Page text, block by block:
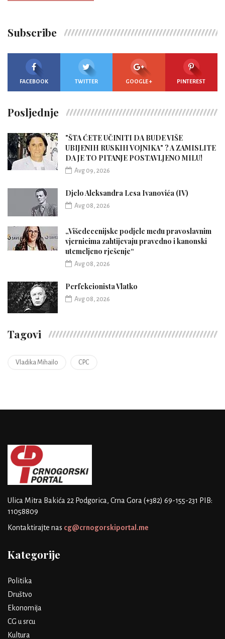
Subscribe
FACEBOOK TWITTER GOOGLE + PINTEREST
Posljednje
"ŠTA ĆETE UČINITI DA BUDE VIŠE
UBIJENIH RUSKIH VOJNIKA" ? A ZAMISLITE
DA JE TO PITANJE POSTAVLJENO MILU!
Avg 09, 2026
Djelo Aleksandra Lesa Ivanovića (IV)
Avg 08, 2026
„Višedecenijske podjele među pravoslavnim
vjernicima zahtijevaju pravedno i kanonski
utemeljeno rješenje“
Avg 08, 2026
Perfekcionista Vlatko
Avg 08, 2026
Tagovi
Vladika Mihailo CPC
Ulica Mitra Bakića 22 Podgorica, Crna Gora (+382) 69-155-231 PIB:
11058809
Kontaktirajte nas cg@crnogorskiportal.me
Kategorije
Politika
Društvo
Ekonomija
CG u srcu
Kultura